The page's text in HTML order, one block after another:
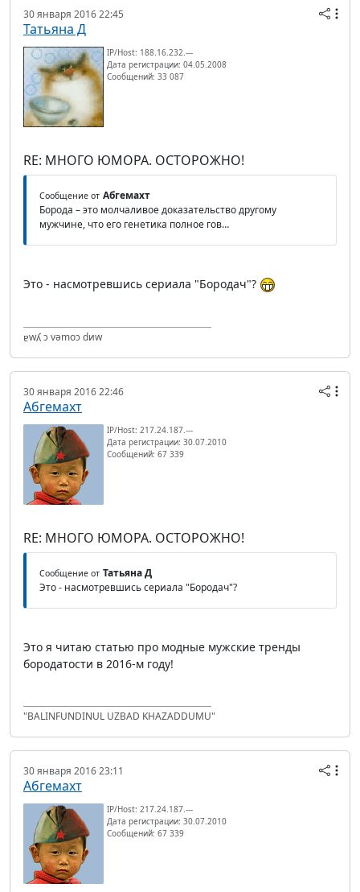
30 января 2016 22:45
Татьяна Д
IP/Host: 188.16.232.---
Дата регистрации: 04.05.2008
Сообщений: 33 087
RE: МНОГО ЮМОРА. ОСТОРОЖНО!
Сообщение от Абгемахт
Борода – это молчаливое доказательство другому
мужчине, что его генетика полное гов…
Это - насмотревшись сериала "Бородач"?
ɐwʎ ɔ vǝmоɔ dиw
30 января 2016 22:46
Абгемахт
IP/Host: 217.24.187.---
Дата регистрации: 30.07.2010
Сообщений: 67 339
RE: МНОГО ЮМОРА. ОСТОРОЖНО!
Сообщение от Татьяна Д
Это - насмотревшись сериала "Бородач"?
Это я читаю статью про модные мужские тренды
бородатости в 2016-м году!
"BALINFUNDINUL UZBAD KHAZADDUMU"
30 января 2016 23:11
Абгемахт
IP/Host: 217.24.187.---
Дата регистрации: 30.07.2010
Сообщений: 67 339